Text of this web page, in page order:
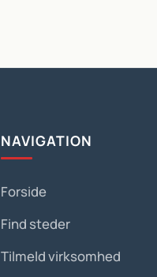
NAVIGATION
Forside
Find steder
Tilmeld virksomhed